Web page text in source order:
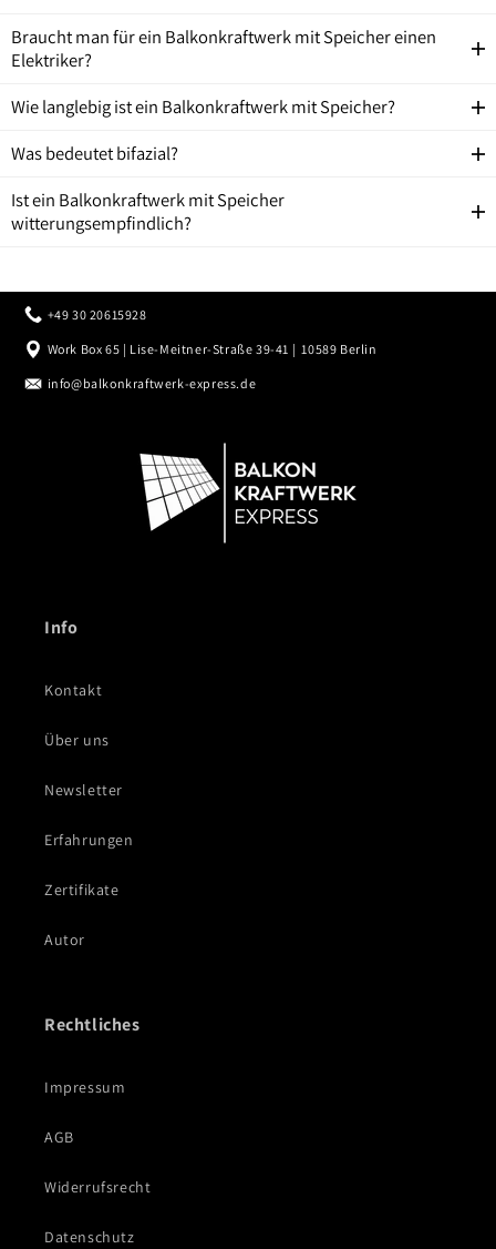
Braucht man für ein Balkonkraftwerk mit Speicher einen
Elektriker?
Wie langlebig ist ein Balkonkraftwerk mit Speicher?
Was bedeutet bifazial?
Ist ein Balkonkraftwerk mit Speicher
witterungsempfindlich?
+49 30 20615928
Work Box 65 | Lise-Meitner-Straße 39-41 | 10589 Berlin
info@balkonkraftwerk-express.de
Info
Kontakt
Über uns
Newsletter
Erfahrungen
Zertifikate
Autor
Rechtliches
Impressum
AGB
Widerrufsrecht
Datenschutz